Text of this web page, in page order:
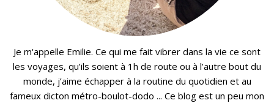
Je m'appelle Emilie. Ce qui me fait vibrer dans la vie ce sont
les voyages, qu’ils soient à 1h de route ou à l’autre bout du
monde, j’aime échapper à la routine du quotidien et au
fameux dicton métro-boulot-dodo ... Ce blog est un peu mon